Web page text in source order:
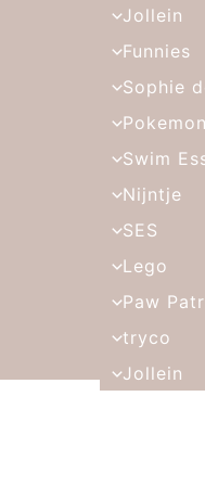
Jollein
Funnies
Sophie
Pokemon
Swim
Nijntje
SES
Lego
Paw
tryco
Jollein